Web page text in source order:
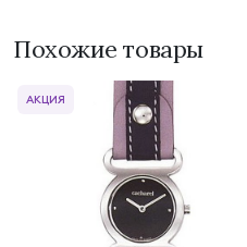
Похожие товары
АКЦИЯ